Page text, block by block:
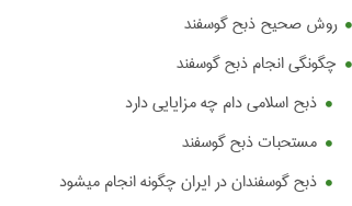
روش صحیح ذبح گوسفند
چگونگی انجام ذبح گوسفند
ذبح اسلامی دام چه مزایایی دارد
مستحبات ذبح گوسفند
ذبح گوسفندان در ایران چگونه انجام میشود